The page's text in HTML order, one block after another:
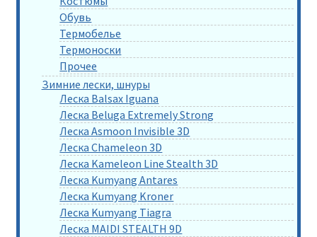
Обувь
Термобелье
Термоноски
Прочее
Зимние лески, шнуры
Леска Balsax Iguana
Леска Beluga Extremely Strong
Леска Asmoon Invisible 3D
Леска Chameleon 3D
Леска Kameleon Line Stealth 3D
Леска Kumyang Antares
Леска Kumyang Kroner
Леска Kumyang Tiagra
Леска MAIDI STEALTH 9D